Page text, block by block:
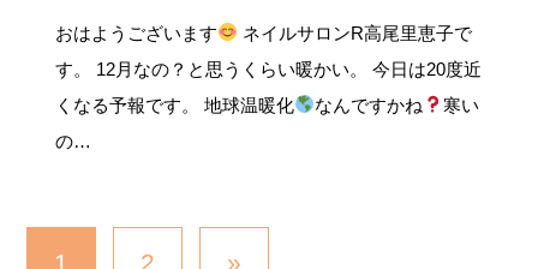
おはようございます
ネイルサロンR高尾里恵子で
す。 12月なの？と思うくらい暖かい。 今日は20度近
くなる予報です。 地球温暖化
なんですかね
寒い
の…
1 2 »